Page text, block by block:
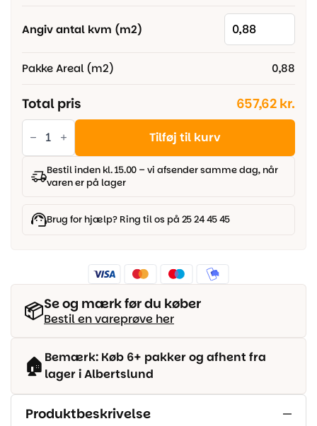
Angiv antal kvm (m2)
Pakke Areal (m2) 0,88
Total pris 657,62 kr.
Parador
Sildeben
Chevron
-
Trendtime
10
Mat
Tilføj til kurv
Bestil inden kl. 15.00 – vi afsender samme dag, når
varen er på lager
Brug for hjælp? Ring til os på 25 24 45 45
📦Se og mærk før du køber
Bestil en vareprøve her
🏠 Bemærk: Køb 6+ pakker og afhent fra
lager i Albertslund
Produktbeskrivelse